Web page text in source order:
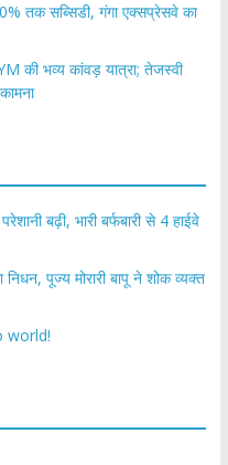
तक सब्सिडी, गंगा एक्सप्रेसवे का
की भव्य कांवड़ यात्रा; तेजस्वी
बढ़ी, भारी बर्फबारी से 4 हाईवे
पूज्य मोरारी बापू ने शोक व्यक्त
world!